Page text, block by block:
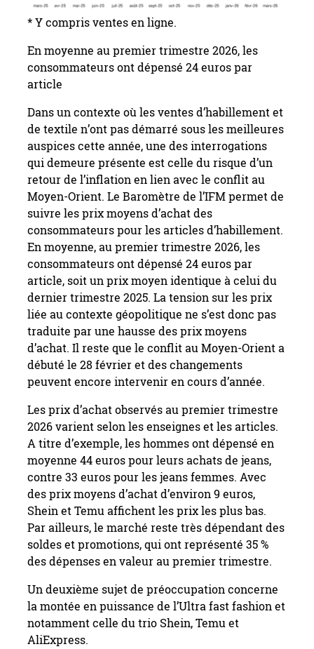
* Y compris ventes en ligne.
En moyenne au premier trimestre 2026, les
consommateurs ont dépensé 24 euros par
article
Dans un contexte où les ventes d’habillement et
de textile n’ont pas démarré sous les meilleures
auspices cette année, une des interrogations
qui demeure présente est celle du risque d’un
retour de l’inflation en lien avec le conflit au
Moyen-Orient. Le Baromètre de l’IFM permet de
suivre les prix moyens d’achat des
consommateurs pour les articles d’habillement.
En moyenne, au premier trimestre 2026, les
consommateurs ont dépensé 24 euros par
article, soit un prix moyen identique à celui du
dernier trimestre 2025. La tension sur les prix
liée au contexte géopolitique ne s’est donc pas
traduite par une hausse des prix moyens
d’achat. Il reste que le conflit au Moyen-Orient a
débuté le 28 février et des changements
peuvent encore intervenir en cours d’année.
Les prix d’achat observés au premier trimestre
2026 varient selon les enseignes et les articles.
A titre d’exemple, les hommes ont dépensé en
moyenne 44 euros pour leurs achats de jeans,
contre 33 euros pour les jeans femmes. Avec
des prix moyens d’achat d’environ 9 euros,
Shein et Temu affichent les prix les plus bas.
Par ailleurs, le marché reste très dépendant des
soldes et promotions, qui ont représenté 35 %
des dépenses en valeur au premier trimestre.
Un deuxième sujet de préoccupation concerne
la montée en puissance de l’Ultra fast fashion et
notamment celle du trio Shein, Temu et
AliExpress.